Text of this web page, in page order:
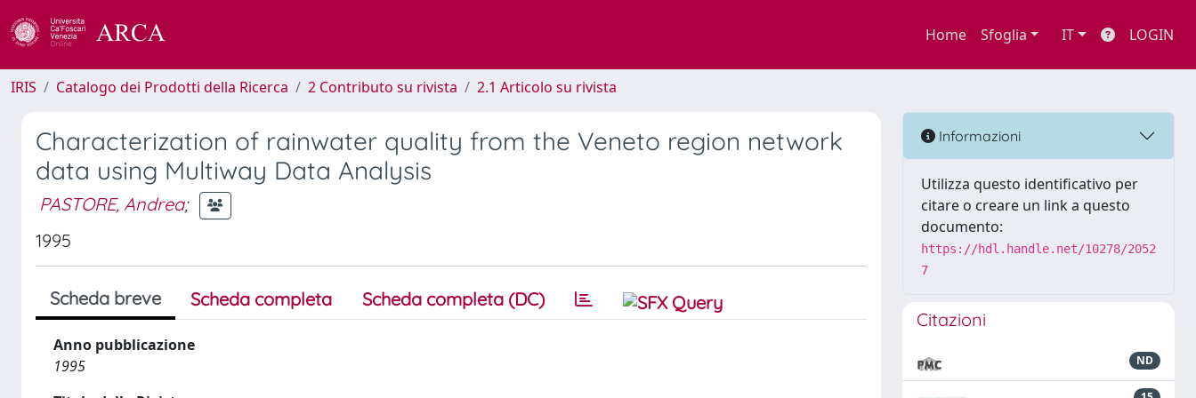
Home Sfoglia IT LOGIN
IRIS Catalogo dei Prodotti della Ricerca 2 Contributo su rivista 2.1 Articolo su rivista
Characterization of rainwater quality from the Veneto region network
data using Multiway Data Analysis
PASTORE, Andrea;
1995
Scheda breve Scheda completa Scheda completa (DC)
Anno pubblicazione
1995
Informazioni
Utilizza questo identificativo per
citare o creare un link a questo
documento:
https://hdl.handle.net/10278/2052
7
Citazioni
ND